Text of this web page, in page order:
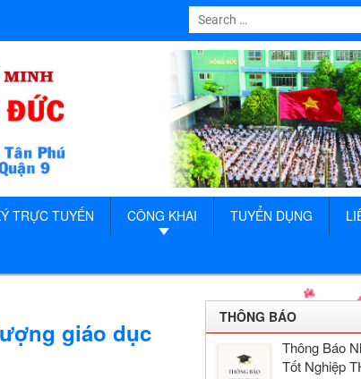
Search
for:
TRỰC TUYẾN CÔNG KHAI TUYỂN DỤNG
giáo dục
THÔNG BÁO
Thông Báo
Tốt Nghiệp